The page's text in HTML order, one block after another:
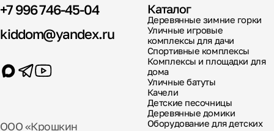
+7 996 746-45-04
kiddom@yandex.ru
ООО «Крошкин
Каталог
Деревянные зимние горки
Уличные игровые
комплексы для дачи
Спортивные комплексы
Комплексы и площадки для
дома
Уличные батуты
Качели
Детские песочницы
Деревянные домики
Оборудование для детских